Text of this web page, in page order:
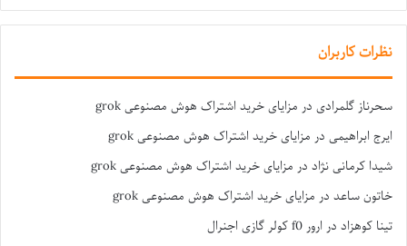
نظرات کاربران
سحرناز گلمرادی در مزایای خرید اشتراک هوش مصنوعی grok
ایرج ابراهیمی در مزایای خرید اشتراک هوش مصنوعی grok
شیدا کرمانی نژاد در مزایای خرید اشتراک هوش مصنوعی grok
خاتون ساعد در مزایای خرید اشتراک هوش مصنوعی grok
تینا کوهزاد در ارور f0 کولر گازی اجنرال